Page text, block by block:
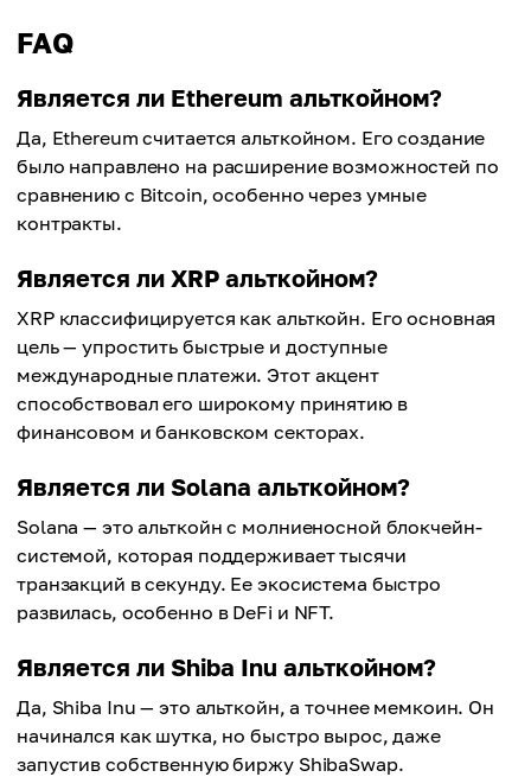
FAQ
Является ли Ethereum альткойном?
Да, Ethereum считается альткойном. Его создание
было направлено на расширение возможностей по
сравнению с Bitcoin, особенно через умные
контракты.
Является ли XRP альткойном?
XRP классифицируется как альткойн. Его основная
цель — упростить быстрые и доступные
международные платежи. Этот акцент
способствовал его широкому принятию в
финансовом и банковском секторах.
Является ли Solana альткойном?
Solana — это альткойн с молниеносной блокчейн-
системой, которая поддерживает тысячи
транзакций в секунду. Ее экосистема быстро
развилась, особенно в DeFi и NFT.
Является ли Shiba Inu альткойном?
Да, Shiba Inu — это альткойн, а точнее мемкоин. Он
начинался как шутка, но быстро вырос, даже
запустив собственную биржу ShibaSwap.